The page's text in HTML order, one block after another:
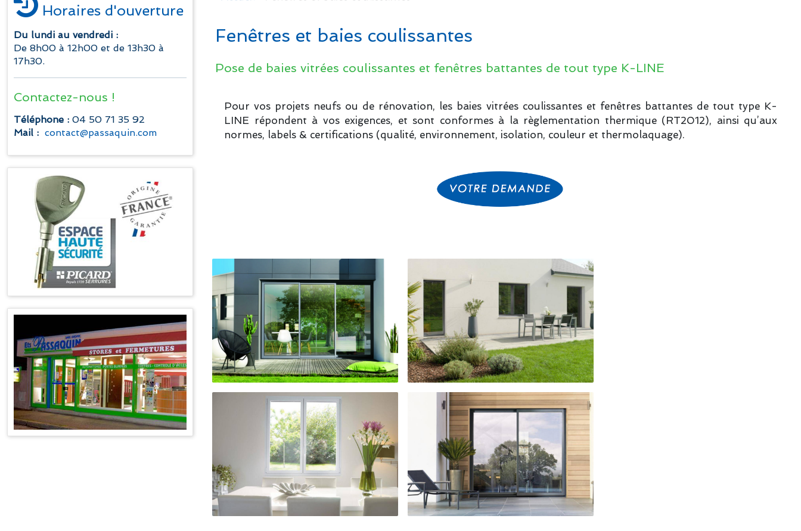
Fenêtres et baies coulissantes
Pose de baies vitrées coulissantes et fenêtres battantes de tout type K-LINE
Pour vos projets neufs ou de rénovation, les baies vitrées coulissantes et fenêtres battantes de tout type K-
LINE répondent à vos exigences, et sont conformes à la règlementation thermique (RT2012), ainsi qu’aux
normes, labels & certifications (qualité, environnement, isolation, couleur et thermolaquage).
Horaires d'ouverture
Du lundi au vendredi :
De 8h00 à 12h00 et de 13h30 à
17h30.
Contactez-nous !
Téléphone : 04 50 71 35 92
Mail : contact@passaquin.com